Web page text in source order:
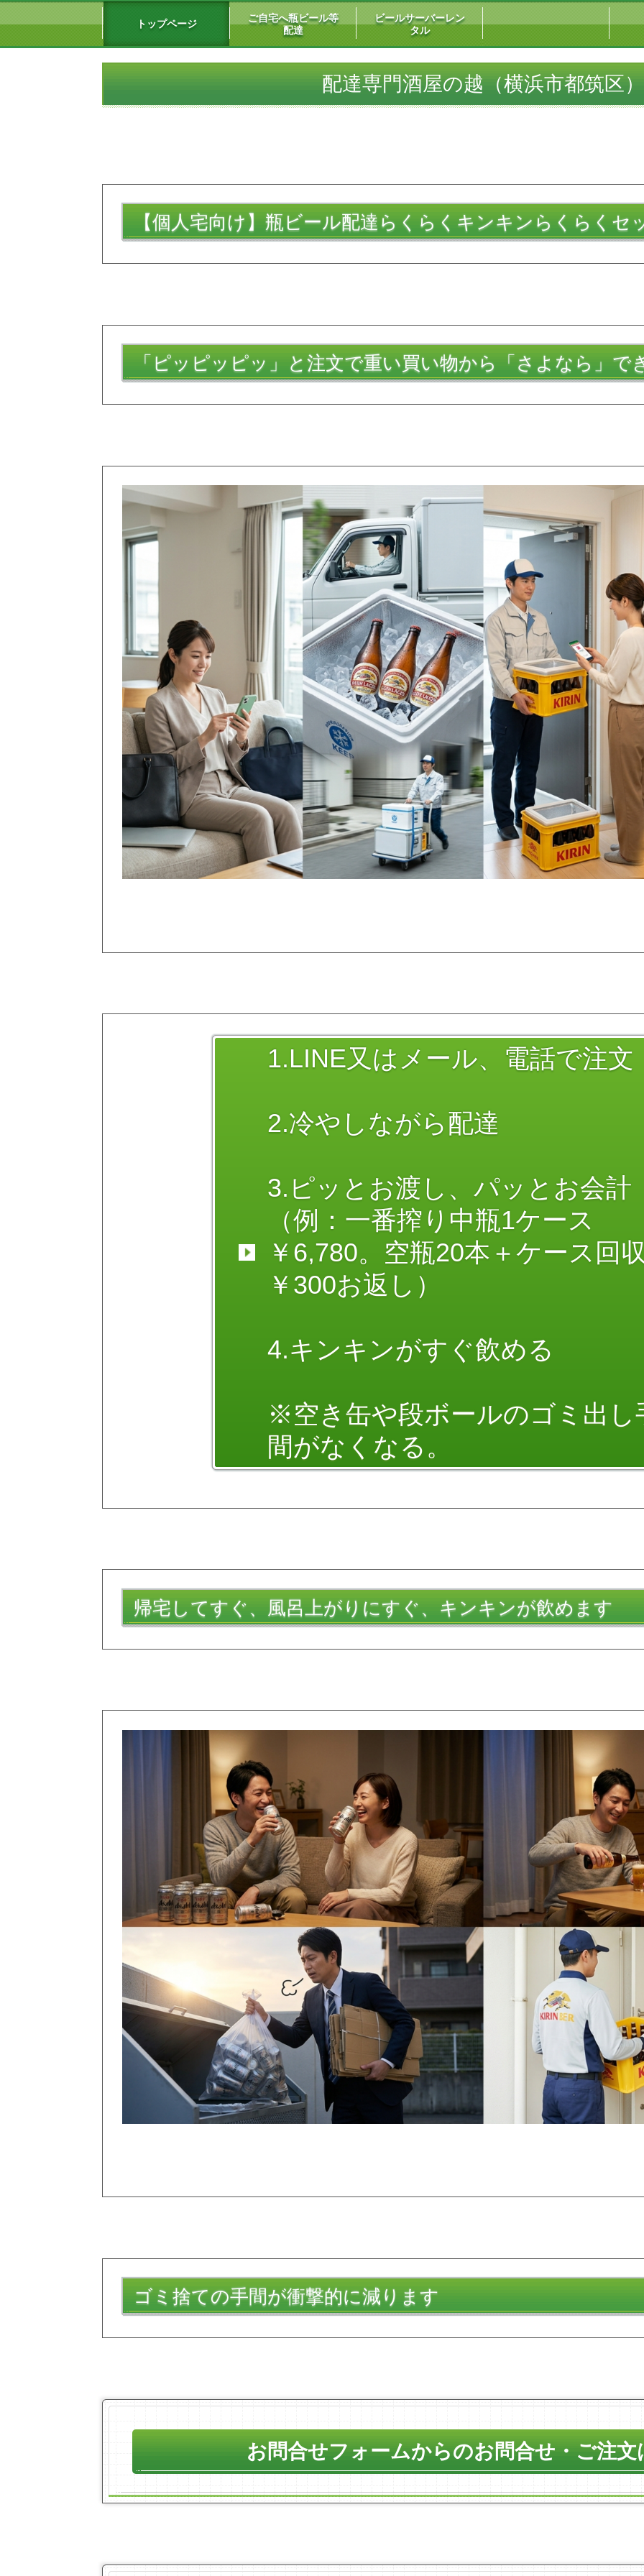
トップページ
ご自宅へ瓶ビール等
配達
ビールサーバーレン
タル
配達専門酒屋の越（横浜市都筑区）
【個人宅向け】瓶ビール配達らくらくキンキンらくらくセ
「ピッピッピッ」と注文で重い買い物から「さよなら」で
1.LINE又はメール、電話で注文
2.冷やしながら配達
3.ピッとお渡し、パッとお会計
（例：一番搾り中瓶1ケース
￥6,780。空瓶20本＋ケース回
￥300お返し）
4.キンキンがすぐ飲める
※空き缶や段ボールのゴミ出し
間がなくなる。
帰宅してすぐ、風呂上がりにすぐ、キンキンが飲めます
ゴミ捨ての手間が衝撃的に減ります
お問合せフォームからのお問合せ・ご注文